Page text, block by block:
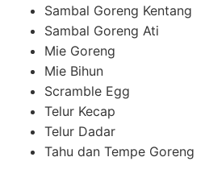
Sambal Goreng Kentang
Sambal Goreng Ati
Mie Goreng
Mie Bihun
Scramble Egg
Telur Kecap
Telur Dadar
Tahu dan Tempe Goreng